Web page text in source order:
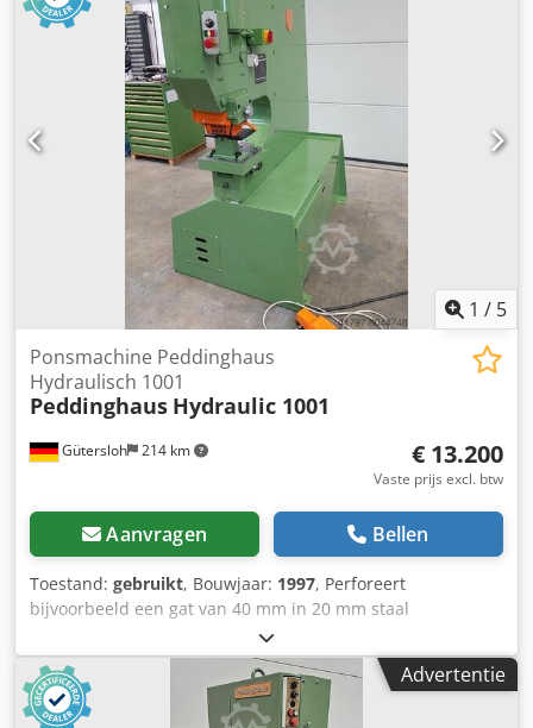
1 / 5
Gütersloh 214 km
Ponsmachine Peddinghaus
Hydraulisch 1001
Peddinghaus Hydraulic 1001
€ 13.200
Vaste prijs excl. btw
Aanvragen Bellen
Toestand: gebruikt, Bouwjaar: 1997, Perforeert
bijvoorbeeld een gat van 40 mm in 20 mm staal
Slagbediening via voetschakelaar Inclusief zoekvizier voor
aankerven en uitlijnen Dcodpfx Asizuhpjiqok Assortiment
aan gereedschap inbegrepen in de prijs Stanskracht: 1000
kN Gewicht: 2400 kg
Advertentie